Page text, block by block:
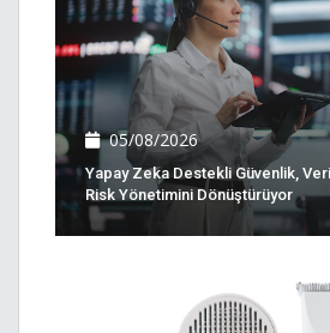
05/08/2026
Yapay Zeka Destekli Güvenlik,
Risk Yönetimini Dönüştürüyor